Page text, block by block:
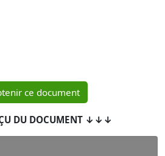
ce document
DU DOCUMENT ↓↓↓